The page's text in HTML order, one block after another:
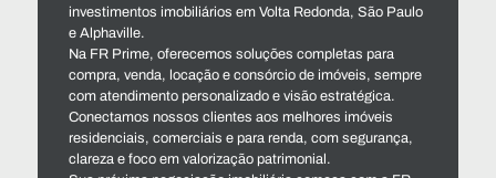
investimentos imobiliários em Volta Redonda, São Paulo
e Alphaville.
Na FR Prime, oferecemos soluções completas para
compra, venda, locação e consórcio de imóveis, sempre
com atendimento personalizado e visão estratégica.
Conectamos nossos clientes aos melhores imóveis
residenciais, comerciais e para renda, com segurança,
clareza e foco em valorização patrimonial.